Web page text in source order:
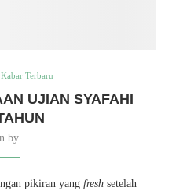
Kabar Terbaru
UJIAN SYAFAHI
by
pikiran yang fresh setelah